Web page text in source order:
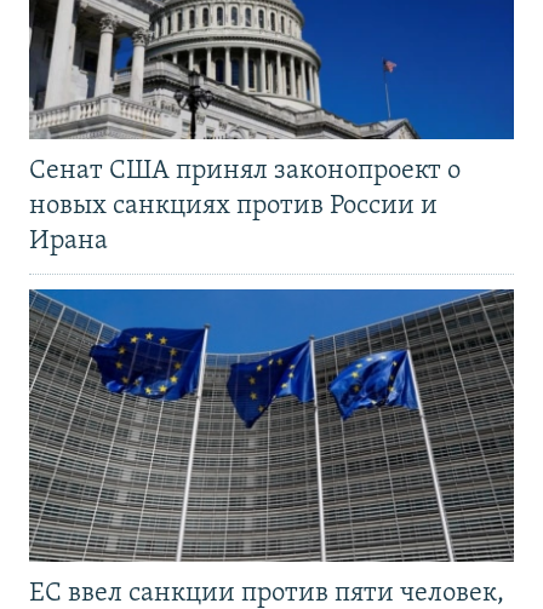
Сенат США принял законопроект о
новых санкциях против России и
Ирана
ЕС ввел санкции против пяти человек,